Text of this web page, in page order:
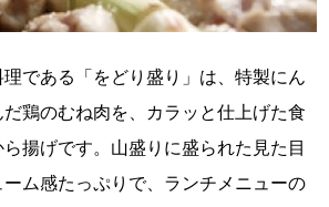
理である「をどり盛り」は、特製にん
鶏のむね肉を、カラッと仕上げた食
揚げです。山盛りに盛られた見た目
ム感たっぷりで、ランチメニューの